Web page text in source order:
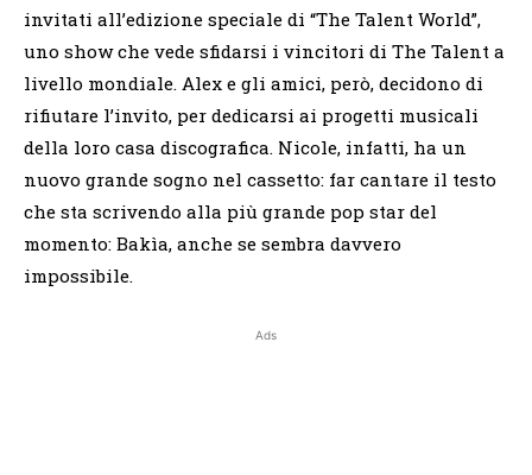
invitati all’edizione speciale di “The Talent World”,
uno show che vede sfidarsi i vincitori di The Talent a
livello mondiale. Alex e gli amici, però, decidono di
rifiutare l’invito, per dedicarsi ai progetti musicali
della loro casa discografica. Nicole, infatti, ha un
nuovo grande sogno nel cassetto: far cantare il testo
che sta scrivendo alla più grande pop star del
momento: Bakìa, anche se sembra davvero
impossibile.
Ads